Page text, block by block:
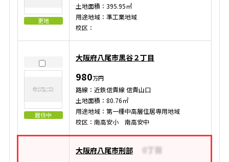
更地
土地面積：395.95㎡
用途地域：準工業地域
校区：
居住中
大阪府八尾市黒谷２丁目
980万円
路線：近鉄信貴線 信貴山口
土地面積：80.76㎡
用途地域：第一種中高層住居専用地域
校区：南高安小 南高安中
大阪府八尾市刑部